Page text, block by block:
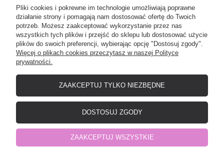
MOJE KONTO
PŁATNOŚCI I DOSTAWA
O NAS
Elefunt - producent odzieży dziecięcej| NIP: 8471532901 | Okrzei 12, 19-
500 Gołdap, woj. warmińsko-mazurskie | telefon:798441977| e-mail:
Pliki cookies i pokrewne im technologie umożliwiają poprawne
działanie strony i pomagają nam dostosować ofertę do Twoich
potrzeb. Możesz zaakceptować wykorzystanie przez nas
wszystkich tych plików i przejść do sklepu lub dostosować użycie
plików do swoich preferencji, wybierając opcję "Dostosuj zgody".
Więcej o plikach cookies przeczytasz w naszej Polityce
prywatności.
ZAAKCEPTUJ TYLKO NIEZBĘDNE
DOSTOSUJ ZGODY
ZAAKCEPTUJ WSZYSTKIE